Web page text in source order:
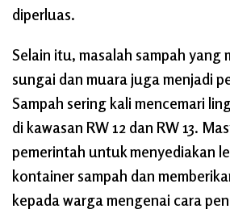
diperluas.
Selain itu, masalah sampah yang
sungai dan muara juga menjadi
Sampah sering kali mencemari
di kawasan RW 12 dan RW 13.
pemerintah untuk menyediakan
kontainer sampah dan
kepada warga mengenai cara